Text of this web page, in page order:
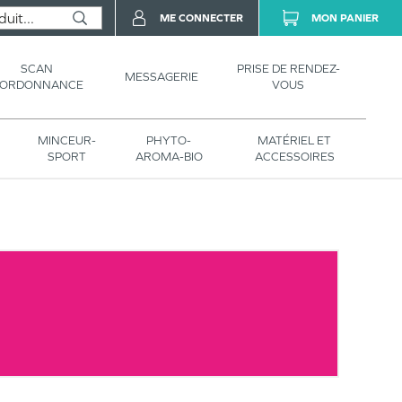
SCAN
MESSAGERIE
PRISE DE RENDEZ-
VOUS
MINCEUR-
SPORT
PHYTO-
AROMA-BIO
MATÉRIEL ET
ACCESSOIRES
ME CONNECTER MON PANIER